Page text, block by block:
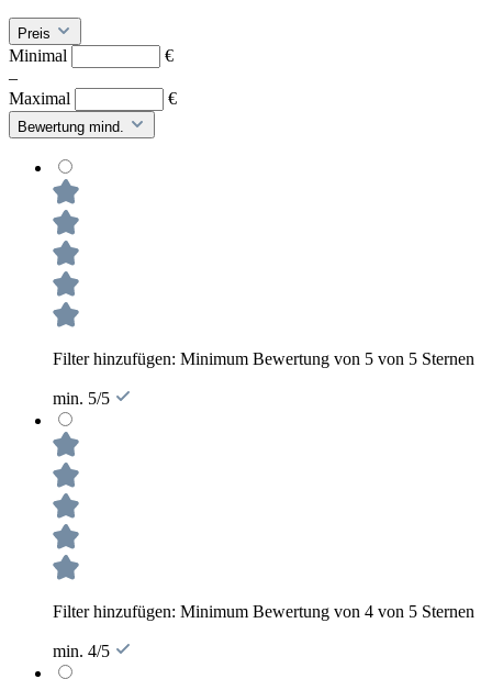
Preis
Minimal
€
–
Maximal
€
Bewertung mind.
Filter hinzufügen: Minimum Bewertung von 5 von 5 Sternen
min. 5/5
Filter hinzufügen: Minimum Bewertung von 4 von 5 Sternen
min. 4/5